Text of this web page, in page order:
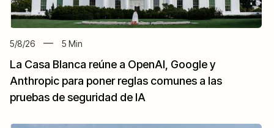
5/8/26 5 Min
La Casa Blanca reúne a OpenAI, Google y
Anthropic para poner reglas comunes a las
pruebas de seguridad de IA